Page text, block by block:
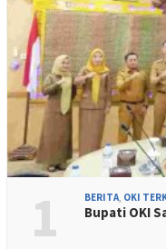
1 BERITA, OKI
Bupati OKI